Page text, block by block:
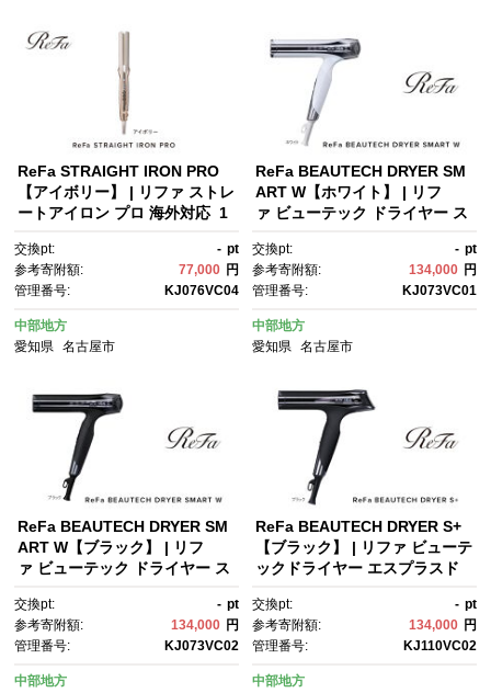
ReFa STRAIGHT IRON PRO
【アイボリー】 | リファ ストレ
ートアイロン プロ 海外対応 1
容師 プレゼント ギフト ヘアケ
ア 傷まない 人気 おすすめ 愛知
県 名古屋市
交換pt: - pt
参考寄附額:
77,000 円
管理番号:
KJ076VC04
中部地方
愛知県
名古屋市
ReFa BEAUTECH DRYER SM
ART W【ホワイト】 | リフ
ァ ビューテック ドライヤー ス
証 海外対応 引っ越し 新居 海外
対応 折り畳み コンパクト 軽
量 ヘアドライヤー 速乾 大風
量 ヘアケア 人気 おすすめ
交換pt: - pt
参考寄附額:
134,000 円
管理番号:
KJ073VC01
中部地方
愛知県 名古屋市
ReFa BEAUTECH DRYER SM
ART W【ブラック】 | リフ
ァ ビューテック ドライヤー ス
証 海外対応 引っ越し 新居 海外
対応 折り畳み コンパクト 軽
量 ヘアドライヤー 速乾 大風
量 ヘアケア 人気 おすすめ
交換pt: - pt
参考寄附額:
134,000 円
管理番号:
KJ073VC02
中部地方
ReFa BEAUTECH DRYER S+
【ブラック】 | リファ ビューテ
ックドライヤー エスプラスド
しゃれ 人気 日用品 美容家電 美
容師 人気 おすすめ ギフト 軽
量 コンパクト 痛まない 折り畳
み 大風量 愛知県 名古屋市
交換pt: - pt
参考寄附額:
134,000 円
管理番号:
KJ110VC02
中部地方